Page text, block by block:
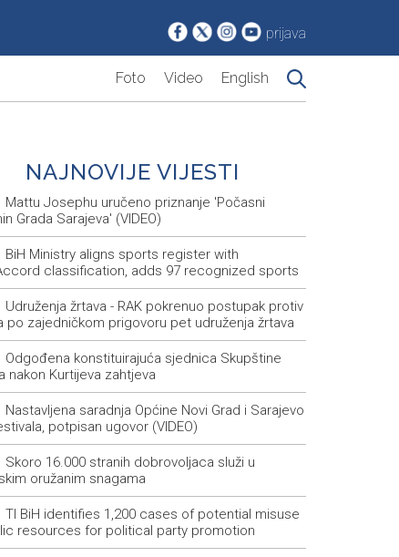
prijava
Foto Video English
NAJNOVIJE VIJESTI
Mattu Josephu uručeno priznanje 'Počasni
Grada Sarajeva' (VIDEO)
BiH Ministry aligns sports register with
classification, adds 97 recognized sports
Udruženja žrtava - RAK pokrenuo postupak protiv
po zajedničkom prigovoru pet udruženja žrtava
Odgođena konstituirajuća sjednica Skupštine
nakon Kurtijeva zahtjeva
Nastavljena saradnja Općine Novi Grad i Sarajevo
potpisan ugovor (VIDEO)
Skoro 16.000 stranih dobrovoljaca služi u
oružanim snagama
TI BiH identifies 1,200 cases of potential misuse
resources for political party promotion